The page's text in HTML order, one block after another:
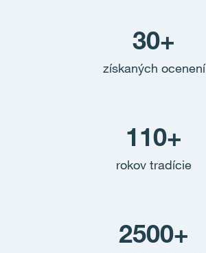
30+
získaných ocenení
110+
rokov tradície
2500+